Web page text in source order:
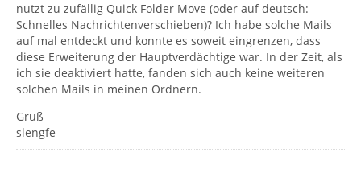
nutzt zu zufällig Quick Folder Move (oder auf deutsch:
Schnelles Nachrichtenverschieben)? Ich habe solche Mails
auf mal entdeckt und konnte es soweit eingrenzen, dass
diese Erweiterung der Hauptverdächtige war. In der Zeit, als
ich sie deaktiviert hatte, fanden sich auch keine weiteren
solchen Mails in meinen Ordnern.
Gruß
slengfe